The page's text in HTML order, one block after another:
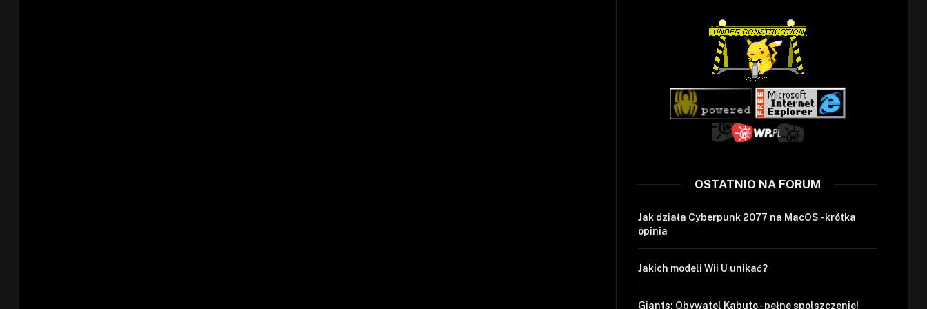
OSTATNIO NA FORUM
Jak działa Cyberpunk 2077 na MacOS - krótka
opinia
Jakich modeli Wii U unikać?
Giants: Obywatel Kabuto - pełne spolszczenie!